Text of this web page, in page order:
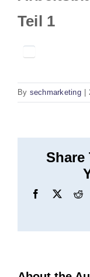
Teil 1
By sechmarketing
Share
Facebook
X